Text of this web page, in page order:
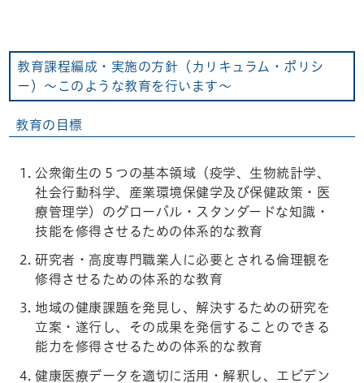
教育課程編成・実施の方針（カリキュラム・ポリシ
ー）～このような教育を行います～
教育の目標
公衆衛生の５つの基本領域（疫学、生物統計学、
社会行動科学、産業環境保健学及び保健政策・医
療管理学）のグローバル・スタンダードな知識・
技能を修得させるための体系的な教育
研究者・高度専門職業人に必要とされる倫理観を
修得させるための体系的な教育
地域の健康課題を発見し、解決するための研究を
立案・遂行し、その成果を発信することのできる
能力を修得させるための体系的な教育
健康医療データを適切に活用・解釈し、エビデン